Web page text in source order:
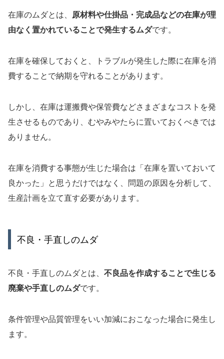
在庫のムダとは、 原材料や仕掛品・完成品などの在庫が理
由なく置かれていることで発生するムダです。
在庫を確保しておくと、トラブルが発生した際に在庫を消
費することで納期を守れることがあります。
しかし、在庫は運搬費や保管費などさまざまなコストを発
生させるものであり、むやみやたらに置いておくべきでは
ありません。
在庫を消費する事態が生じた場合は「在庫を置いておいて
良かった」と思うだけではなく、問題の原因を分析して、
生産計画を立て直す必要があります。
不良・手直しのムダ
不良・手直しのムダとは、 不良品を作成することで生じる
廃棄や手直しのムダです。
条件管理や品質管理をいい加減におこなった場合に発生し
ます。